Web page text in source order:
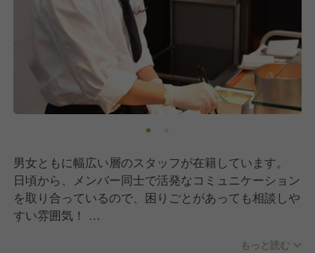
男女ともに幅広い層のスタッフが在籍しています。
日頃から、メンバー同士で活発なコミュニケーション
を取り合っているので、困りごとがあっても相談しや
すい雰囲気！
もっと読む